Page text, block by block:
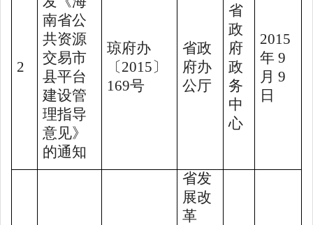
2
南省公
共资源
交易市
县平台
建设管
理指导
意见》
的通知
琼府办
〔2015〕
169号
省政
府办
公厅
省
政
府
政
务
中
心
2015
年9
月9
日
省发
展改
革